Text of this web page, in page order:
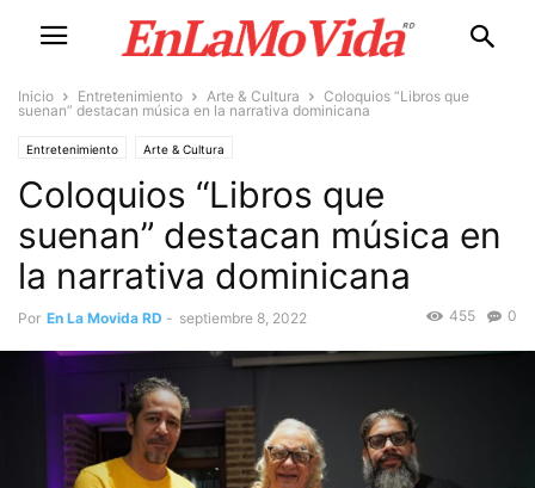
Inicio Entretenimiento Arte & Cultura
Coloquios “Libros que
suenan” destacan música en la narrativa dominicana
Entretenimiento Arte & Cultura
Coloquios “Libros que
suenan” destacan música en
la narrativa dominicana
Por En La Movida RD - septiembre 8, 2022 0
455